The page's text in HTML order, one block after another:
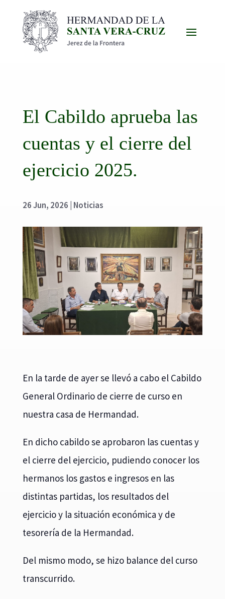
El Cabildo aprueba las
cuentas y el cierre del
ejercicio 2025.
26 Jun, 2026 Noticias
En la tarde de ayer se llevó a cabo el Cabildo
General Ordinario de cierre de curso en
nuestra casa de Hermandad.
En dicho cabildo se aprobaron las cuentas y
el cierre del ejercicio, pudiendo conocer los
hermanos los gastos e ingresos en las
distintas partidas, los resultados del
ejercicio y la situación económica y de
tesorería de la Hermandad.
Del mismo modo, se hizo balance del curso
transcurrido.